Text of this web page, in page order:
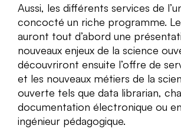
Aussi, les différents services de
concocté un riche programme.
auront tout d’abord une
nouveaux enjeux de la science
découvriront ensuite l’offre de
et les nouveaux métiers de la
ouverte tels que data librarian,
documentation électronique ou
ingénieur pédagogique.